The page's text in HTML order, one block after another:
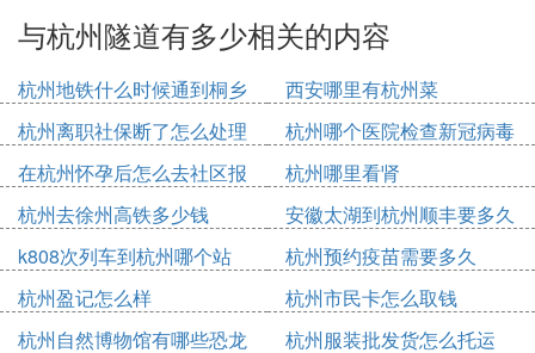
文一路隧道也是杭州的一条重要隧道，它连接了城市
外，秋石隧道也是杭州市区的一条重要通道，它为市
民提供了便捷的通行方式，有效减轻了市区的交通压
力。
除了这些主要隧道，杭州还有其他一些规模较小但同
样重要的隧道，如德胜快速路隧道、留石快速路隧道
等。这些隧道共同构成了杭州的立体交通网络，为市
民的出行提供了极大的便利。这些隧道的建设不仅缓
解了交通压力，还提升了城市的整体形象和品质。
与杭州隧道有多少相关的内容
杭州地铁什么时候通到桐乡
西安哪里有杭州菜
杭州离职社保断了怎么处理
杭州哪个医院检查新冠病毒
在杭州怀孕后怎么去社区报
备
杭州哪里看肾
杭州去徐州高铁多少钱
安徽太湖到杭州顺丰要多久
k808次列车到杭州哪个站
杭州预约疫苗需要多久
杭州盈记怎么样
杭州市民卡怎么取钱
杭州自然博物馆有哪些恐龙
杭州服装批发货怎么托运